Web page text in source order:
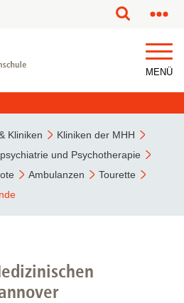
MENÜ
Kliniken
Kliniken der MHH
und Psychotherapie
Ambulanzen
Tourette